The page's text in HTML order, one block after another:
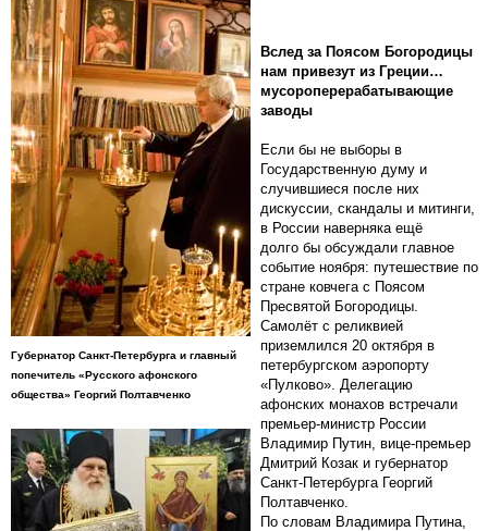
Губернатор Санкт-Петербурга и главный
попечитель «Русского афонского
общества» Георгий Полтавченко
Вслед за Поясом Богородицы
нам привезут из Греции…
мусороперерабатывающие
заводы
Если бы не выборы в
Государственную думу и
случившиеся после них
дискуссии, скандалы и митинги,
в России наверняка ещё
долго бы обсуждали главное
событие ноября: путешествие по
стране ковчега с Поясом
Пресвятой Богородицы.
Самолёт с реликвией
приземлился 20 октября в
петербургском аэропорту
«Пулково». Делегацию
афонских монахов встречали
премьер-министр России
Владимир Путин, вице-премьер
Дмитрий Козак и губернатор
Санкт-Петербурга Георгий
Полтавченко.
По словам Владимира Путина,